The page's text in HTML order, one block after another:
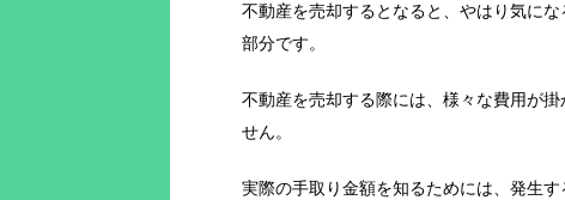
不動産を売却するとなると、やはり気に
部分です。
不動産を売却する際には、様々な費用が
せん。
実際の手取り金額を知るためには、発生